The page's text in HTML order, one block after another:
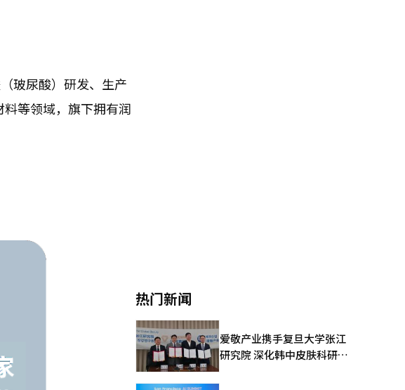
玻尿酸）研发、生产
等领域，旗下拥有润
热门新闻
爱敬产业携手复旦大学张江
研究院 深化韩中皮肤科研合